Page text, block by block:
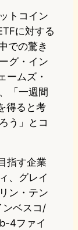
トコイン
に対する
での驚き
グ・イン
ームズ・
「一週間
得ると考
う」とコ
指す企業
、グレイ
ン・テン
ンベスコ/
4ファイ